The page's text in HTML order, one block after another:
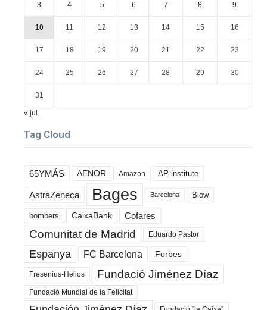
3 4 5 6 7 8 9
10 11 12 13 14 15 16
17 18 19 20 21 22 23
24 25 26 27 28 29 30
31
« jul.
Tag Cloud
65YMÁS AENOR Amazon AP institute
AstraZeneca Bages Barcelona Biow
bombers CaixaBank Cofares
Comunitat de Madrid Eduardo Pastor
Espanya FC Barcelona Forbes
Fresenius-Helios Fundació Jiménez Díaz
Fundació Mundial de la Felicitat